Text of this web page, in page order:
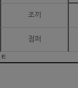
조끼
점퍼
ㅌ